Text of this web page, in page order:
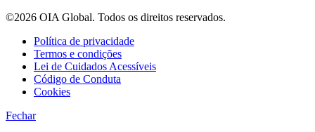
©2026 OIA Global. Todos os direitos reservados.
Política de privacidade
Termos e condições
Lei de Cuidados Acessíveis
Código de Conduta
Cookies
Fechar